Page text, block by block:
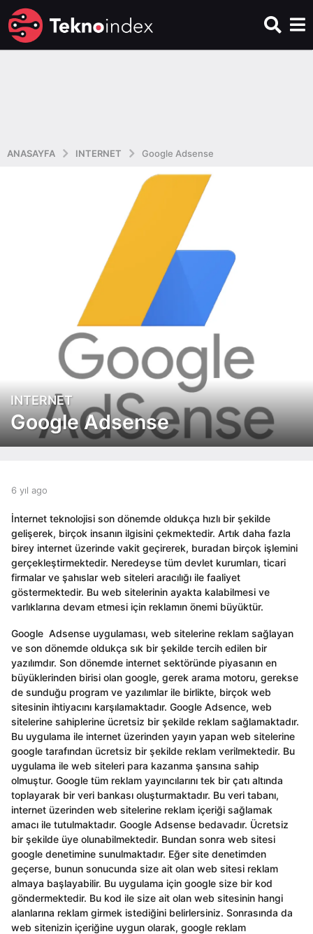
ANASAYFA INTERNET Google Adsense
6
y
ı
l
o
y
ı
l
a
g
o
INTERNET
Google Adsense
b
e
d
i
o
r
6 yıl ago
l
a
o
İnternet teknolojisi son dönemde oldukça hızlı bir şekilde
gelişerek, birçok insanın ilgisini çekmektedir. Artık daha fazla
birey internet üzerinde vakit geçirerek, buradan birçok işlemini
gerçekleştirmektedir. Neredeyse tüm devlet kurumları, ticari
firmalar ve şahıslar web siteleri aracılığı ile faaliyet
göstermektedir. Bu web sitelerinin ayakta kalabilmesi ve
varlıklarına devam etmesi için reklamın önemi büyüktür.
Google Adsense uygulaması, web sitelerine reklam sağlayan
ve son dönemde oldukça sık bir şekilde tercih edilen bir
yazılımdır. Son dönemde internet sektöründe piyasanın en
büyüklerinden birisi olan google, gerek arama motoru, gerekse
de sunduğu program ve yazılımlar ile birlikte, birçok web
sitesinin ihtiyacını karşılamaktadır. Google Adsence, web
sitelerine sahiplerine ücretsiz bir şekilde reklam sağlamaktadır.
Bu uygulama ile internet üzerinden yayın yapan web sitelerine
google tarafından ücretsiz bir şekilde reklam verilmektedir. Bu
uygulama ile web siteleri para kazanma şansına sahip
olmuştur. Google tüm reklam yayıncılarını tek bir çatı altında
toplayarak bir veri bankası oluşturmaktadır. Bu veri tabanı,
internet üzerinden web sitelerine reklam içeriği sağlamak
amacı ile tutulmaktadır. Google Adsense bedavadır. Ücretsiz
bir şekilde üye olunabilmektedir. Bundan sonra web sitesi
google denetimine sunulmaktadır. Eğer site denetimden
geçerse, bunun sonucunda size ait olan web sitesi reklam
almaya başlayabilir. Bu uygulama için google size bir kod
göndermektedir. Bu kod ile size ait olan web sitesinin hangi
alanlarına reklam girmek istediğini belirlersiniz. Sonrasında da
web sitenizin içeriğine uygun olarak, google reklam